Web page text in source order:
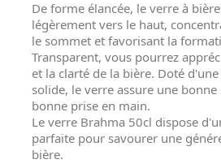
De forme élancée, le verre à
légèrement vers le haut,
le sommet et favorisant la
Transparent, vous pourrez
et la clarté de la bière. Doté
solide, le verre assure une
bonne prise en main.
Le verre Brahma 50cl dispose
parfaite pour savourer une
bière.